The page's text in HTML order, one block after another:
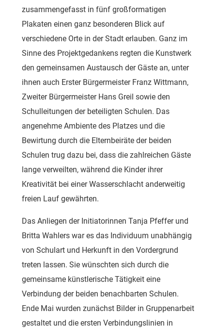
zusammengefasst in fünf großformatigen
Plakaten einen ganz besonderen Blick auf
verschiedene Orte in der Stadt erlauben. Ganz im
Sinne des Projektgedankens regten die Kunstwerk
den gemeinsamen Austausch der Gäste an, unter
ihnen auch Erster Bürgermeister Franz Wittmann,
Zweiter Bürgermeister Hans Greil sowie den
Schulleitungen der beteiligten Schulen. Das
angenehme Ambiente des Platzes und die
Bewirtung durch die Elternbeiräte der beiden
Schulen trug dazu bei, dass die zahlreichen Gäste
lange verweilten, während die Kinder ihrer
Kreativität bei einer Wasserschlacht anderweitig
freien Lauf gewährten.
Das Anliegen der Initiatorinnen Tanja Pfeffer und
Britta Wahlers war es das Individuum unabhängig
von Schulart und Herkunft in den Vordergrund
treten lassen. Sie wünschten sich durch die
gemeinsame künstlerische Tätigkeit eine
Verbindung der beiden benachbarten Schulen.
Ende Mai wurden zunächst Bilder in Gruppenarbeit
gestaltet und die ersten Verbindungslinien in